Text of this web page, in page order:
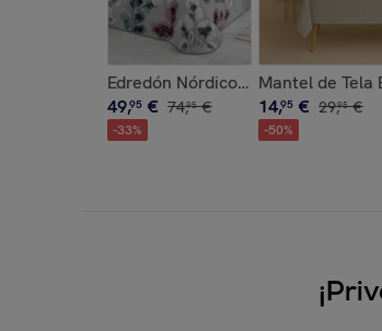
Edredón Nórdico Estampado -
49,95 € 74,95 €
-33%
Mantel de Tela
14,95 € 29,95 €
-50%